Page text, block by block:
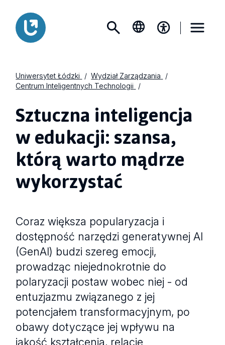
Uniwersytet Łódzki
Wydział Zarządzania
Centrum Inteligentnych Technologii
Sztuczna inteligencja
w edukacji: szansa,
którą warto mądrze
wykorzystać
Coraz większa popularyzacja i
dostępność narzędzi generatywnej AI
(GenAI) budzi szereg emocji,
prowadząc niejednokrotnie do
polaryzacji postaw wobec niej - od
entuzjazmu związanego z jej
potencjałem transformacyjnym, po
obawy dotyczące jej wpływu na
jakość kształcenia, relacje